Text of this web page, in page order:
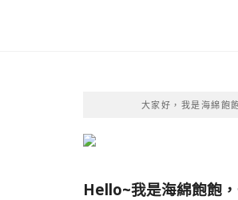
大家好，我是海綿飽
Hello~我是海綿飽飽